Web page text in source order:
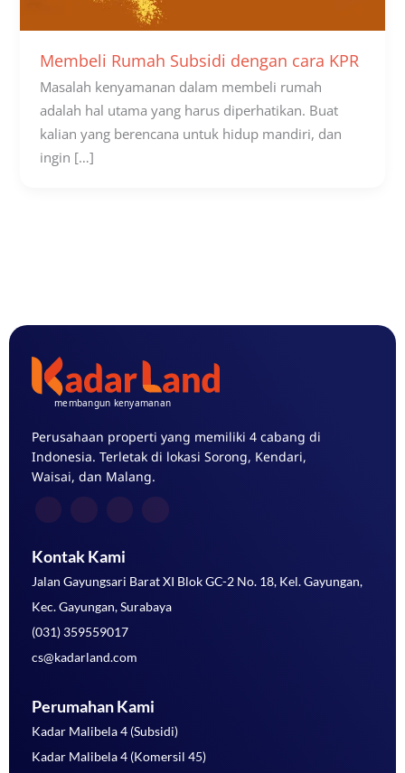
Membeli Rumah Subsidi dengan cara KPR
Masalah kenyamanan dalam membeli rumah
adalah hal utama yang harus diperhatikan. Buat
kalian yang berencana untuk hidup mandiri, dan
ingin […]
Perusahaan properti yang memiliki 4 cabang di
Indonesia. Terletak di lokasi Sorong, Kendari,
Waisai, dan Malang.
Kontak Kami
Jalan Gayungsari Barat XI Blok GC-2 No. 18, Kel. Gayungan,
Kec. Gayungan, Surabaya
(031) 359559017
cs@kadarland.com
Perumahan Kami
Kadar Malibela 4 (Subsidi)
Kadar Malibela 4 (Komersil 45)